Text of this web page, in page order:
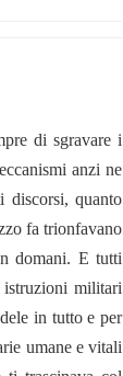
di sgravare i
anzi ne
discorsi, quanto
fa trionfavano
domani. E tutti
militari
in tutto e per
umane e vitali